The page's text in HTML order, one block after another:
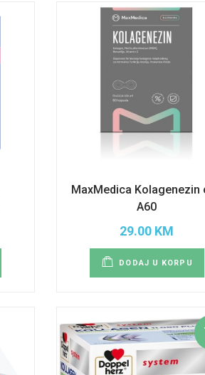
MaxMedica Kolagenezin
A60
29.00 KM
DODAJ U KORPU